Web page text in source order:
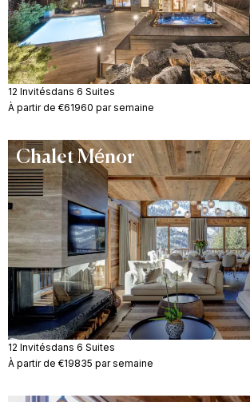
12 Invitésdans 6 Suites
À partir de €61960 par semaine
Chalet Ménor
12 Invitésdans 6 Suites
À partir de €19835 par semaine